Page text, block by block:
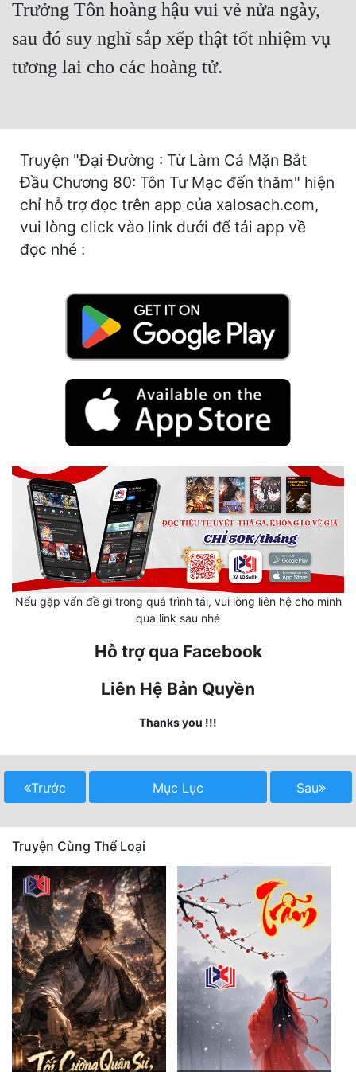
Cổ Đại
Du Hí
Dã Sử
Gia Đấu
Góc Nhìn Nam
Góc Nhìn Nữ
Khoa Huyễn Không Gian
Kinh Dị
Kiếm Hiệp
Kỳ Huyễn
Ngôn Tình
Ngược
Nữ Cường
Nữ Phụ
Phong Thủy - Tâm Linh
Phương Tây
Phản Phái
Quan Trường
Trưởng Tôn hoàng hậu vui vẻ nửa ngày,
sau đó suy nghĩ sắp xếp thật tốt nhiệm vụ
tương lai cho các hoàng tử.
Truyện "Đại Đường : Từ Làm Cá Mặn Bắt
Đầu Chương 80: Tôn Tư Mạc đến thăm" hiện
chỉ hỗ trợ đọc trên app của xalosach.com,
vui lòng click vào link dưới để tải app về
đọc nhé :
Nếu gặp vấn đề gì trong quá trình tải, vui lòng liên hệ cho mình
qua link sau nhé
Hỗ trợ qua Facebook
Liên Hệ Bản Quyền
Thanks you !!!
Trước Mục Lục Sau
Truyện Cùng Thể Loại